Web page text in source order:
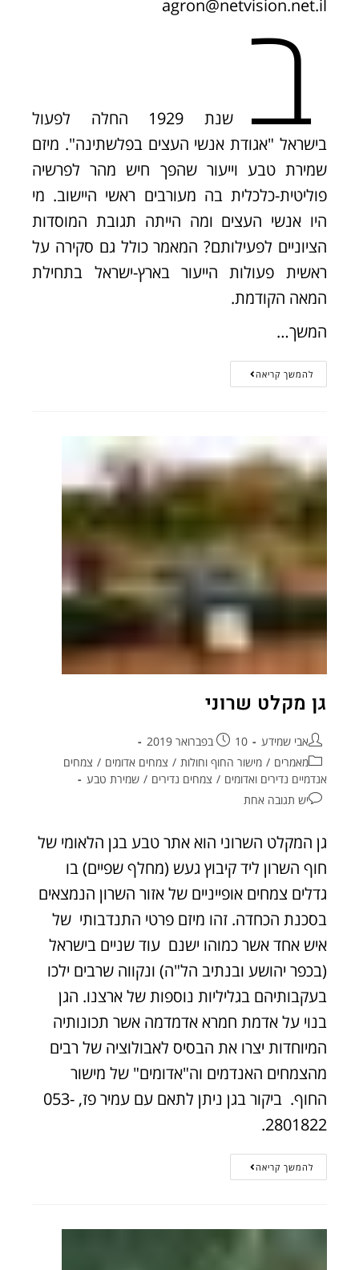
agron@netvision.net.il
ב
שנת 1929 החלה לפעול
בישראל "אגודת אנשי העצים בפלשתינה". מיזם
שמירת טבע וייעור שהפך חיש מהר לפרשיה
פוליטית-כלכלית בה מעורבים ראשי היישוב. מי
היו אנשי העצים ומה הייתה תגובת המוסדות
הציוניים לפעילותם? המאמר כולל גם סקירה על
ראשית פעולות הייעור בארץ-ישראל בתחילת
המאה הקודמת.
המשך…
להמשך קריאה
גן מקלט שרוני
אבי שמידע
10 בפברואר 2019
מאמרים / מישור החוף וחולות / צמחים אדומים / צמחים
אנדמיים נדירים ואדומים / צמחים נדירים / שמירת טבע
יש תגובה אחת
גן המקלט השרוני הוא אתר טבע בגן הלאומי של
חוף השרון ליד קיבוץ געש (מחלף שפיים) בו
גדלים צמחים אופייניים של אזור השרון הנמצאים
בסכנת הכחדה. זהו מיזם פרטי התנדבותי של
איש אחד אשר כמוהו ישנם עוד שניים בישראל
(בכפר יהושע ובנתיב הל"ה) ונקווה שרבים ילכו
בעקבותיהם בגליליות נוספות של ארצנו. הגן
בנוי על אדמת חמרא אדמדמה אשר תכונותיה
המיוחדות יצרו את הבסיס לאבולוציה של רבים
מהצמחים האנדמים וה"אדומים" של מישור
החוף. ביקור בגן ניתן לתאם עם עמיר פז, 053-
2801822.
להמשך קריאה